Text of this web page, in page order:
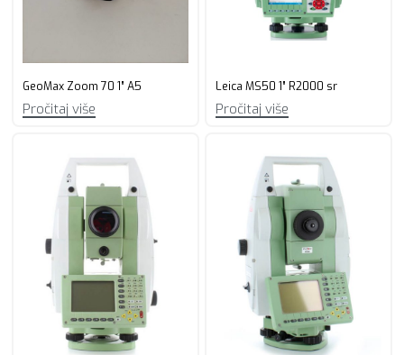
GeoMax Zoom 70 1” A5
Pročitaj više
Leica MS50 1” R2000 sr
Pročitaj više